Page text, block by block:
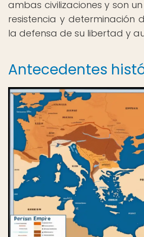
ambas civilizaciones y son
resistencia y determinación
la defensa de su libertad y
Antecedentes